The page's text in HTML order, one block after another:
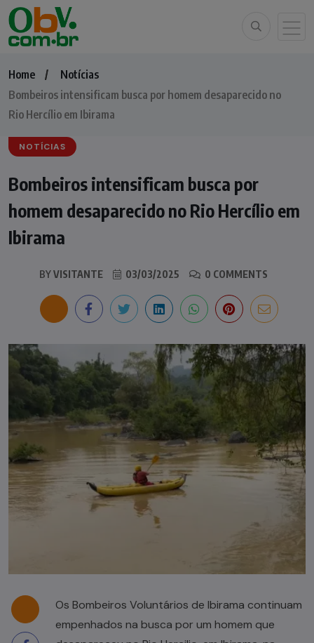
Home
Notícias
Bombeiros intensificam busca por homem desaparecido no
Rio Hercílio em Ibirama
NOTÍCIAS
Bombeiros intensificam busca por
homem desaparecido no Rio Hercílio em
Ibirama
BYVISITANTE 03/03/2025 0 COMMENTS
Os Bombeiros Voluntários de Ibirama continuam
empenhados na busca por um homem que